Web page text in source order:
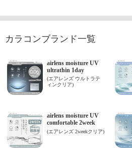
カラコンブランド一覧